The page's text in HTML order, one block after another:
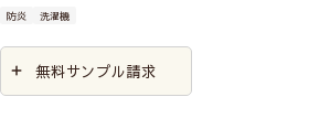
防炎 洗濯機
無料サンプル請求